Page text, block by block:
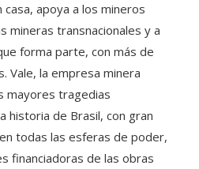
apoya a los mineros
mineras transnacionales y a
forma parte, con más de
Vale, la empresa minera
mayores tragedias
historia de Brasil, con gran
todas las esferas de poder,
financiadoras de las obras